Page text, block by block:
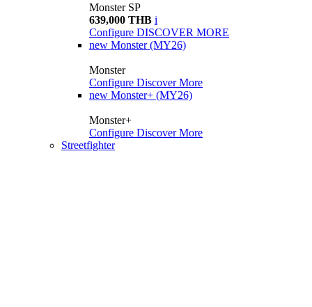
Monster SP
639,000 THB i
Configure DISCOVER MORE
new Monster (MY26)
Monster
Configure Discover More
new Monster+ (MY26)
Monster+
Configure Discover More
Streetfighter